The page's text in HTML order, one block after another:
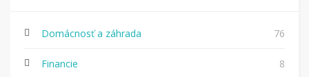
Domácnosť a záhrada 76
Financie 8